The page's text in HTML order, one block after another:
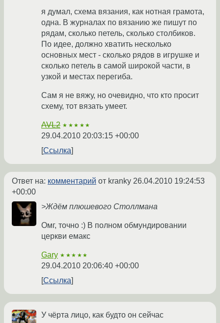
я думал, схема вязания, как нотная грамота,
одна. В журналах по вязанию же пишут по
рядам, сколько петель, сколько столбиков.
По идее, должно хватить несколько
основных мест - сколько рядов в игрушке и
сколько петель в самой широкой части, в
узкой и местах перегиба.
Сам я не вяжу, но очевидно, что кто просит
схему, тот вязать умеет.
AVL2 ★★★★★
29.04.2010 20:03:15 +00:00
Ссылка
Ответ на: комментарий от kranky 26.04.2010 19:24:53
+00:00
>Ждём плюшевого Столлмана
Омг, точно :) В полном обмундировании
церкви емакс
Gary ★★★★★
29.04.2010 20:06:40 +00:00
Ссылка
У чёрта лицо, как будто он сейчас